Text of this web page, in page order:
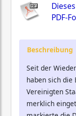
PDF-
Beschreibung
Seit der
haben sich die
Vereinigten
merklich